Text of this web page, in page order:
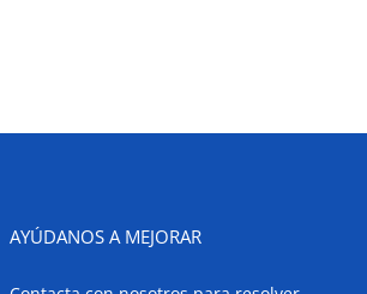
AYÚDANOS A MEJORAR